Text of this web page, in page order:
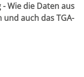
Wie die Daten aus
auch das TGA-